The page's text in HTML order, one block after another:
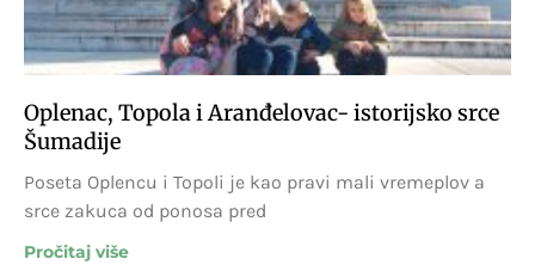
Oplenac, Topola i Aranđelovac- istorijsko srce
Šumadije
Poseta Oplencu i Topoli je kao pravi mali vremeplov a
srce zakuca od ponosa pred
Pročitaj više